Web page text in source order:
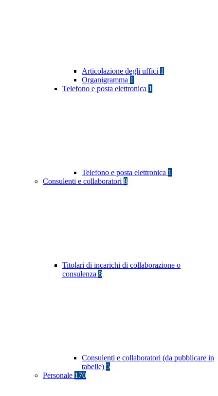
Articolazione degli uffici 1
Organigramma 1
Telefono e posta elettronica 1
Telefono e posta elettronica 1
Consulenti e collaboratori 8
Titolari di incarichi di collaborazione o
consulenza 8
Consulenti e collaboratori (da pubblicare in
tabelle) 5
Personale 170